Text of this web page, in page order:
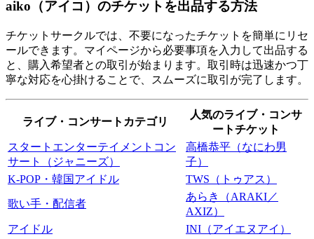
aiko（アイコ）のチケットを出品する方法
チケットサークルでは、不要になったチケットを簡単にリセ
ールできます。マイページから必要事項を入力して出品する
と、購入希望者との取引が始まります。取引時は迅速かつ丁
寧な対応を心掛けることで、スムーズに取引が完了します。
ライブ・コンサートカテゴリ
人気のライブ・コンサ
ートチケット
スタートエンターテイメントコン
サート（ジャニーズ）
高橋恭平（なにわ男
子）
K-POP・韓国アイドル
TWS（トゥアス）
歌い手・配信者
あらき（ARAKI／
AXIZ）
アイドル
INI（アイエヌアイ）